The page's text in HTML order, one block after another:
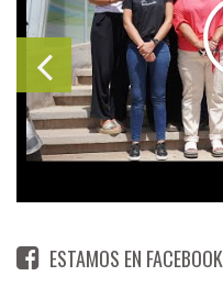
ESTAMOS EN FACEBOOK